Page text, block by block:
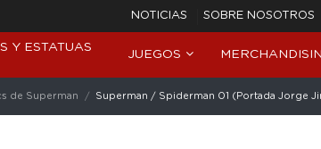
NOTICIAS SOBRE NOSOTROS
Y ESTATUAS
JUEGOS
de Superman Superman / Spiderman 01 (Portada Jorge